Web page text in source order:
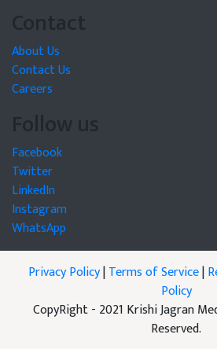
Contact
About Us
Contact Us
Careers
Follow us
Facebook
Twitter
LinkedIn
Instagram
WhatsApp
Privacy Policy|Terms of Service|
Policy
CopyRight - 2021 Krishi Jagran
Reserved.